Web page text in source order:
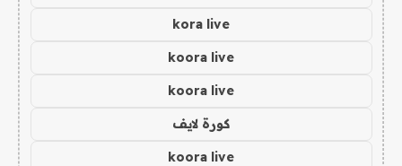
kora live
koora live
koora live
كورة لايف
koora live